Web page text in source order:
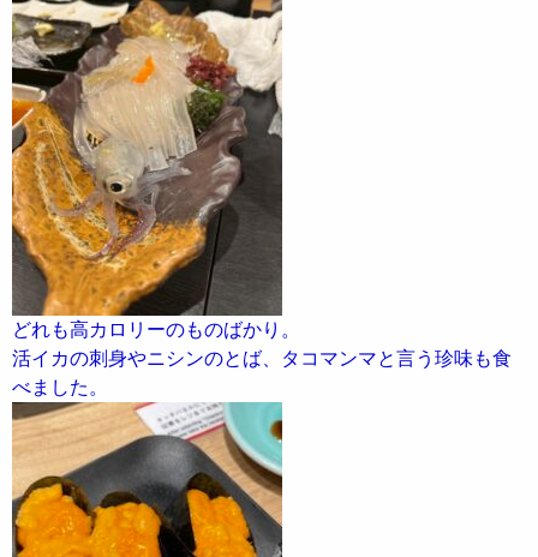
どれも高カロリーのものばかり。
活イカの刺身やニシンのとば、タコマンマと言う珍味も食
べました。